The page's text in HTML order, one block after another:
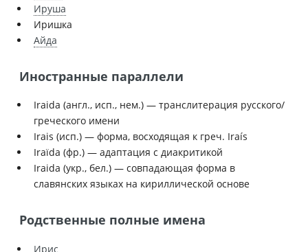
Ируша
Иришка
Айда
Иностранные параллели
Iraida (англ., исп., нем.) — транслитерация русского/
греческого имени
Irais (исп.) — форма, восходящая к греч. Iraís
Iraïda (фр.) — адаптация с диакритикой
Iraida (укр., бел.) — совпадающая форма в
славянских языках на кириллической основе
Родственные полные имена
Ирис